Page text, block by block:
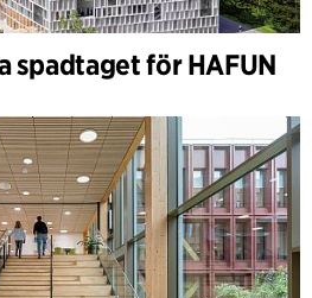
spadtaget för HAFUN